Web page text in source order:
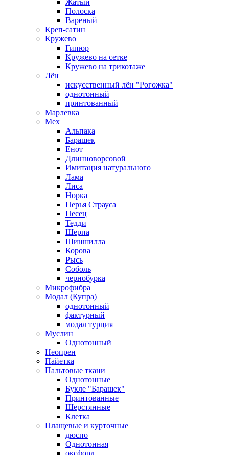
Жатый
Полоска
Вареный
Креп-сатин
Кружево
Гипюр
Кружево на сетке
Кружево на трикотаже
Лён
искусственный лён "Рогожка"
однотонный
принтованный
Марлевка
Мех
Альпака
Барашек
Енот
Длинноворсовой
Имитация натурального
Лама
Лиса
Норка
Перья Страуса
Песец
Тедди
Шерпа
Шиншилла
Корова
Рысь
Соболь
чернобурка
Микрофибра
Модал (Купра)
однотонный
фактурный
модал турция
Муслин
Однотонный
Неопрен
Пайетка
Пальтовые ткани
Однотонные
Букле "Барашек"
Принтованные
Шерстянные
Клетка
Плащевые и курточные
дюспо
Однотонная
оксфорд